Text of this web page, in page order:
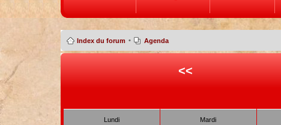
Index du forum • Agenda
<<
Lundi Mardi